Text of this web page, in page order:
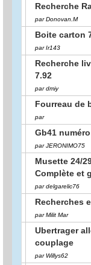
Recherche
par Donovan.M
Boite carton
par Ir143
Recherche
7.92
par dmiy
Fourreau de
par
Gb41
par JERONIMO75
Musette 24/
Complète et
par delgarelic76
Recherches
par Milit Mar
Ubertrager
couplage
par Willys62